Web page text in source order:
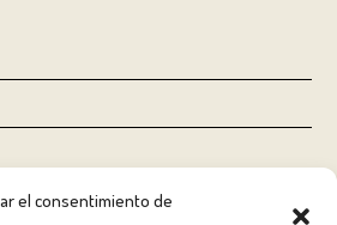
el consentimiento de